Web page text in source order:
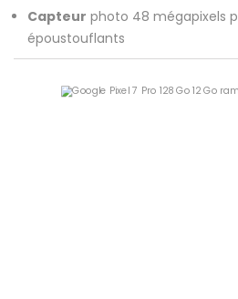
Capteur photo 48 mégapixels
époustouflants